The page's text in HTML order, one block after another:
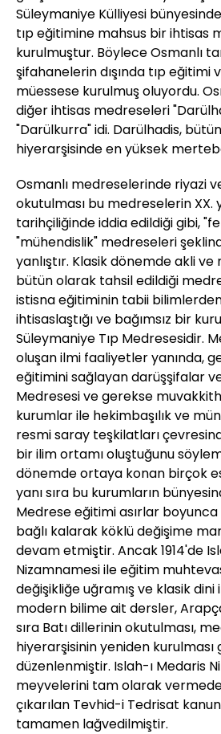
Süleymaniye Külliyesi
tıp eğitimine mahsus bir ihtisas
kurulmuştur. Böylece Osmanlı
şifahanelerin dışında tıp eğitimi
müessese kurulmuş oluyordu.
diğer ihtisas medreseleri
"Darülkurra" idi. Darülhadis,
hiyerarşisinde en yüksek
Osmanlı medreselerinde riyazi
okutulması bu medreselerin XX.
tarihçiliğinde iddia edildiği gibi,
"mühendislik" medreseleri
yanlıştır. Klasik dönemde akli
bütün olarak tahsil edildiği
istisna eğitiminin tabii
ihtisaslaştığı ve bağımsız bir
Süleymaniye Tıp Medresesidir.
oluşan ilmi faaliyetler yanında,
eğitimini sağlayan darüşşifalar
Medresesi ve gerekse
kurumlar ile hekimbaşılık ve
resmi saray teşkilatları
bir ilim ortamı oluştuğunu
dönemde ortaya konan birçok
yanı sıra bu kurumların
Medrese eğitimi asırlar
bağlı kalarak köklü değişime
devam etmiştir. Ancak 1914'de
Nizamnamesi ile eğitim
değişikliğe uğramış ve klasik dini
modern bilime ait dersler,
sıra Batı dillerinin okutulması,
hiyerarşisinin yeniden kurulması
düzenlenmiştir. Islah-ı Medaris
meyvelerini tam olarak
çıkarılan Tevhid-i Tedrisat
tamamen lağvedilmiştir.